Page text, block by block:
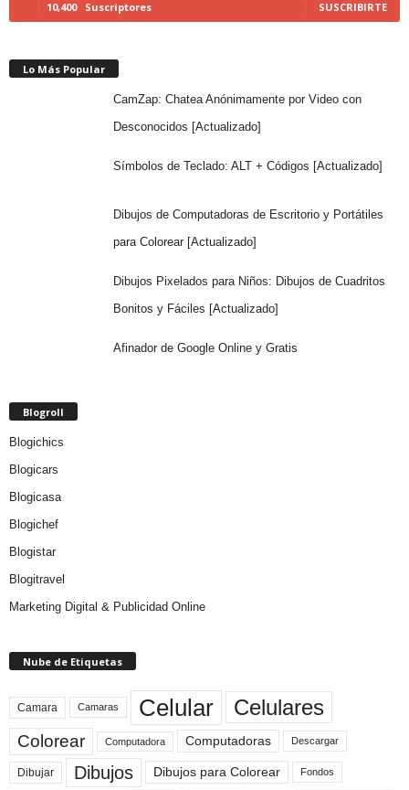
10,400 Suscriptores SUSCRIBIRTE
Lo Más Popular
CamZap: Chatea Anónimamente por Video con
Desconocidos [Actualizado]
Símbolos de Teclado: ALT + Códigos [Actualizado]
Dibujos de Computadoras de Escritorio y Portátiles
para Colorear [Actualizado]
Dibujos Pixelados para Niños: Dibujos de Cuadritos
Bonitos y Fáciles [Actualizado]
Afinador de Google Online y Gratis
Blogroll
Blogichics
Blogicars
Blogicasa
Blogichef
Blogistar
Blogitravel
Marketing Digital & Publicidad Online
Nube de Etiquetas
Camara Camaras Celular Celulares
Colorear Computadora Computadoras Descargar
Dibujar Dibujos Dibujos para Colorear Fondos